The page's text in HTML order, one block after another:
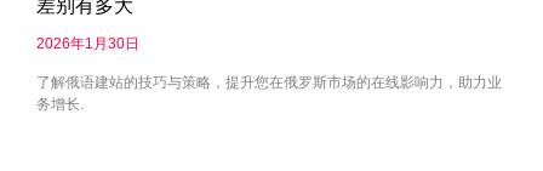
差别有多大
2026年1月30日
了解俄语建站的技巧与策略，提升您在俄罗斯市场的在线影响力，助力业
务增长.